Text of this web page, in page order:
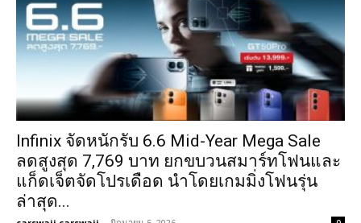
Infinix จัดหนักรับ 6.6 Mid-Year Mega Sale
ลดสูงสุด 7,769 บาท ยกขบวนสมาร์ทโฟนและ
แก็ดเจ็ตจัดโปรเดือด นำโดยเกมมิ่งโฟนรุ่น
ล่าสุด...